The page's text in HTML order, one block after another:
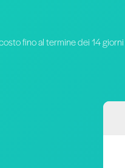
fino al termine dei 14